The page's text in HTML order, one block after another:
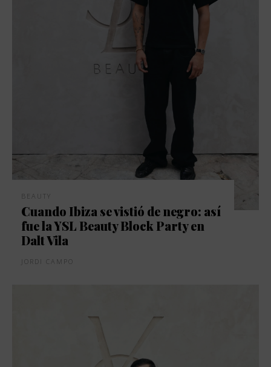
BEAUTY
Cuando Ibiza se vistió de negro: así
fue la YSL Beauty Block Party en
Dalt Vila
JORDI CAMPO